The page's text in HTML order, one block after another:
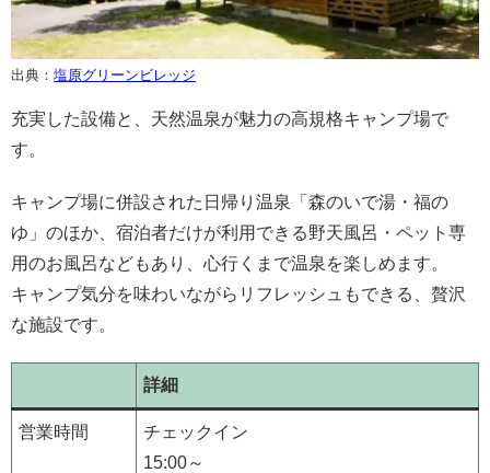
出典： 塩原グリーンビレッジ
充実した設備と、天然温泉が魅力の高規格キャンプ場で
す。
キャンプ場に併設された日帰り温泉「森のいで湯・福の
ゆ」のほか、宿泊者だけが利用できる野天風呂・ペット専
用のお風呂などもあり、心行くまで温泉を楽しめます。
キャンプ気分を味わいながらリフレッシュもできる、贅沢
な施設です。
詳細
営業時間
チェックイン
15:00～